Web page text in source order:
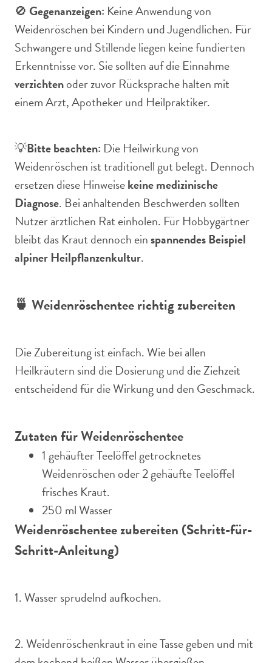
🚫 Gegenanzeigen: Keine Anwendung von
Weidenröschen bei Kindern und Jugendlichen. Für
Schwangere und Stillende liegen keine fundierten
Erkenntnisse vor. Sie sollten auf die Einnahme
verzichtenoder zuvor Rücksprache halten mit
einem Arzt, Apotheker und Heilpraktiker.
💡Bitte beachten: Die Heilwirkung von
Weidenröschen ist traditionell gut belegt. Dennoch
ersetzen diese Hinweisekeine medizinische
Diagnose. Bei anhaltenden Beschwerden sollten
Nutzer ärztlichen Rat einholen. Für Hobbygärtner
bleibt das Kraut dennoch einspannendes Beispiel
alpiner Heilpflanzenkultur.
🍵 Weidenröschentee richtig zubereiten
Die Zubereitung ist einfach. Wie bei allen
Heilkräutern sind die Dosierung und die Ziehzeit
entscheidend für die Wirkung und den Geschmack.
Zutaten für Weidenröschentee
1 gehäufter Teelöffel getrocknetes
Weidenröschen oder 2 gehäufte Teelöffel
frisches Kraut.
250 ml Wasser
Weidenröschentee zubereiten (Schritt-für-
Schritt-Anleitung)
1. Wasser sprudelnd aufkochen.
2. Weidenröschenkraut in eine Tasse geben und mit